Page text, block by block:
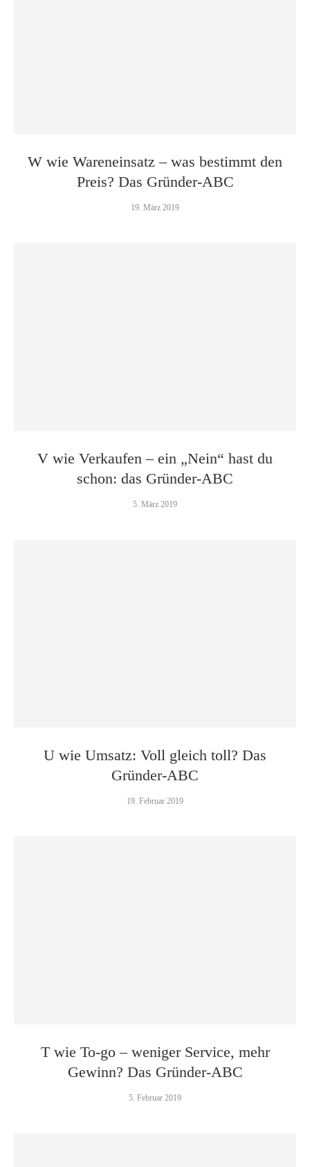
W wie Wareneinsatz – was bestimmt den
Preis? Das Gründer-ABC
19. März 2019
V wie Verkaufen – ein „Nein“ hast du
schon: das Gründer-ABC
5. März 2019
U wie Umsatz: Voll gleich toll? Das
Gründer-ABC
19. Februar 2019
T wie To-go – weniger Service, mehr
Gewinn? Das Gründer-ABC
5. Februar 2019